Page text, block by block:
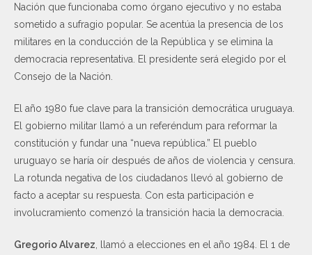
Nación que funcionaba como órgano ejecutivo y no estaba
sometido a sufragio popular. Se acentúa la presencia de los
militares en la conducción de la República y se elimina la
democracia representativa. El presidente será elegido por el
Consejo de la Nación.
El año 1980 fue clave para la transición democrática uruguaya.
El gobierno militar llamó a un referéndum para reformar la
constitución y fundar una “nueva república.” El pueblo
uruguayo se haría oír después de años de violencia y censura.
La rotunda negativa de los ciudadanos llevó al gobierno de
facto a aceptar su respuesta. Con esta participación e
involucramiento comenzó la transición hacia la democracia.
Gregorio Alvarez , llamó a elecciones en el año 1984. El 1 de